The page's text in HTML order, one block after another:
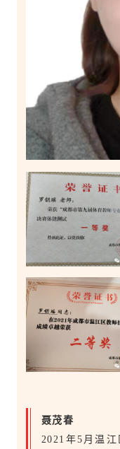
聂茂春
2021年5月温